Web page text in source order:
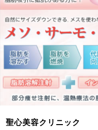
聖心美容クリニック